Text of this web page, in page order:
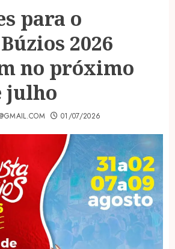
para o
2026
no próximo
julho
01/07/2026